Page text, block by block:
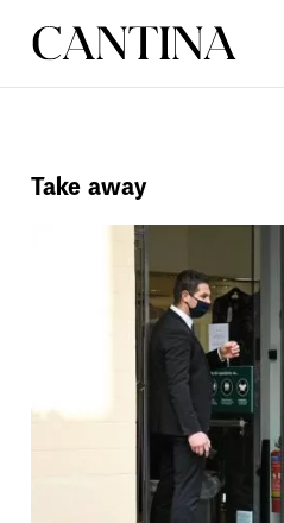
Take away